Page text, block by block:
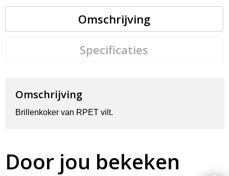
Omschrijving
Specificaties
Omschrijving
Brillenkoker van RPET vilt.
Door jou bekeken